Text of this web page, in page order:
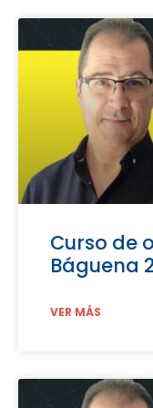
Curso de
Báguena
VER MÁS